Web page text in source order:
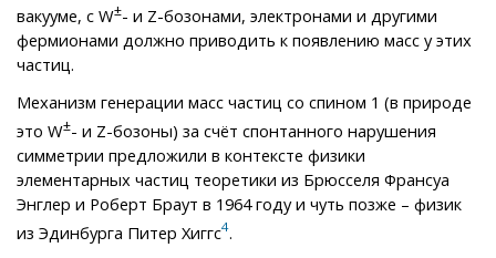
вакууме, с W±- и Z-бозонами, электронами и другими
фермионами должно приводить к появлению масс у этих
частиц.
Механизм генерации масс частиц со спином 1 (в природе
это W±- и Z-бозоны) за счёт спонтанного нарушения
симметрии предложили в контексте физики
элементарных частиц теоретики из Брюсселя Франсуа
Энглер и Роберт Браут в 1964 году и чуть позже – физик
из Эдинбурга Питер Хиггс4.